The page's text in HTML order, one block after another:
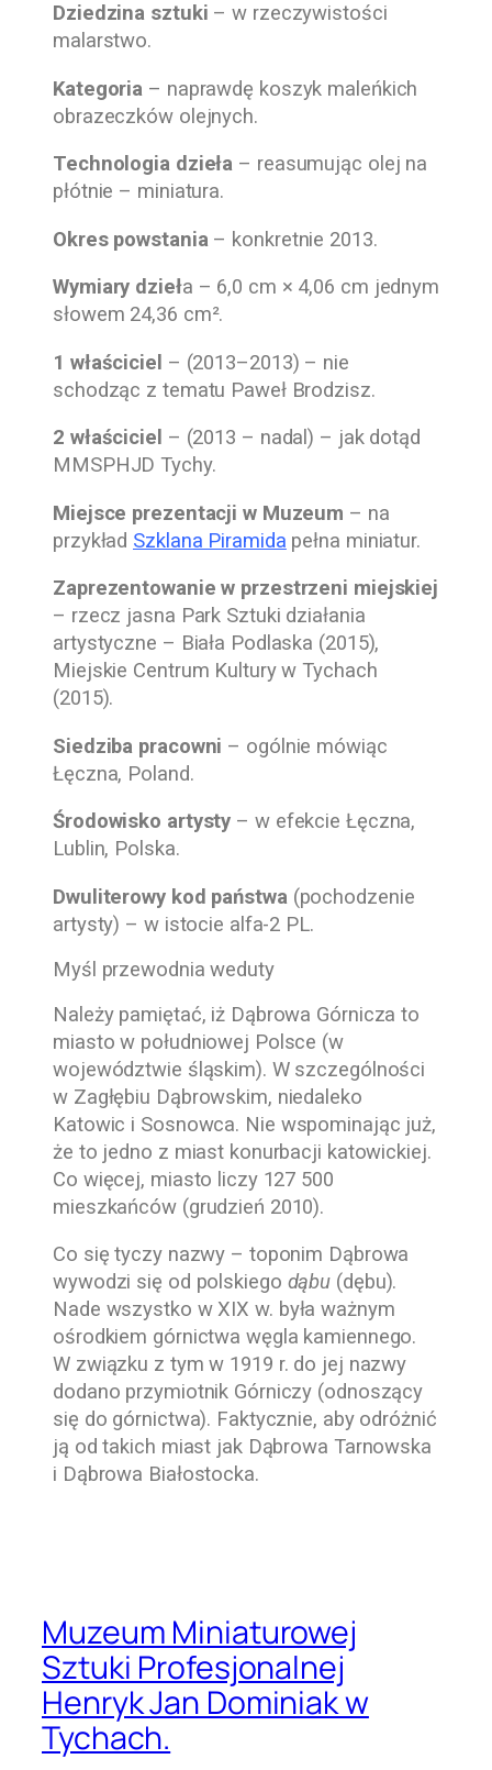
Dziedzina sztuki – w rzeczywistości
malarstwo.
Kategoria – naprawdę koszyk maleńkich
obrazeczków olejnych.
Technologia dzieła – reasumując olej na
płótnie – miniatura.
Okres powstania– konkretnie 2013.
Wymiary dzieła – 6,0 cm × 4,06 cm jednym
słowem 24,36 cm².
1 właściciel – (2013–2013) – nie
schodząc z tematu Paweł Brodzisz.
2 właściciel – (2013 – nadal) – jak dotąd
MMSPHJD Tychy.
Miejsce prezentacji w Muzeum – na
przykład Szklana Piramida pełna miniatur.
Zaprezentowanie w przestrzeni miejskiej
– rzecz jasna Park Sztuki działania
artystyczne – Biała Podlaska (2015),
Miejskie Centrum Kultury w Tychach
(2015).
Siedziba pracowni – ogólnie mówiąc
Łęczna, Poland.
Środowisko artysty – w efekcie Łęczna,
Lublin, Polska.
Dwuliterowy kod państwa(pochodzenie
artysty) – w istocie alfa-2 PL.
Myśl przewodnia weduty
Należy pamiętać, iż Dąbrowa Górnicza to
miasto w południowej Polsce (w
województwie śląskim). W szczególności
w Zagłębiu Dąbrowskim, niedaleko
Katowic i Sosnowca. Nie wspominając już,
że to jedno z miast konurbacji katowickiej.
Co więcej, miasto liczy 127 500
mieszkańców (grudzień 2010).
Co się tyczy nazwy – toponim Dąbrowa
wywodzi się od polskiego dąbu (dębu).
Nade wszystko w XIX w. była ważnym
ośrodkiem górnictwa węgla kamiennego.
W związku z tym w 1919 r. do jej nazwy
dodano przymiotnik Górniczy (odnoszący
się do górnictwa). Faktycznie, aby odróżnić
ją od takich miast jak Dąbrowa Tarnowska
i Dąbrowa Białostocka.
Muzeum Miniaturowej
Sztuki Profesjonalnej
Henryk Jan Dominiak w
Tychach.